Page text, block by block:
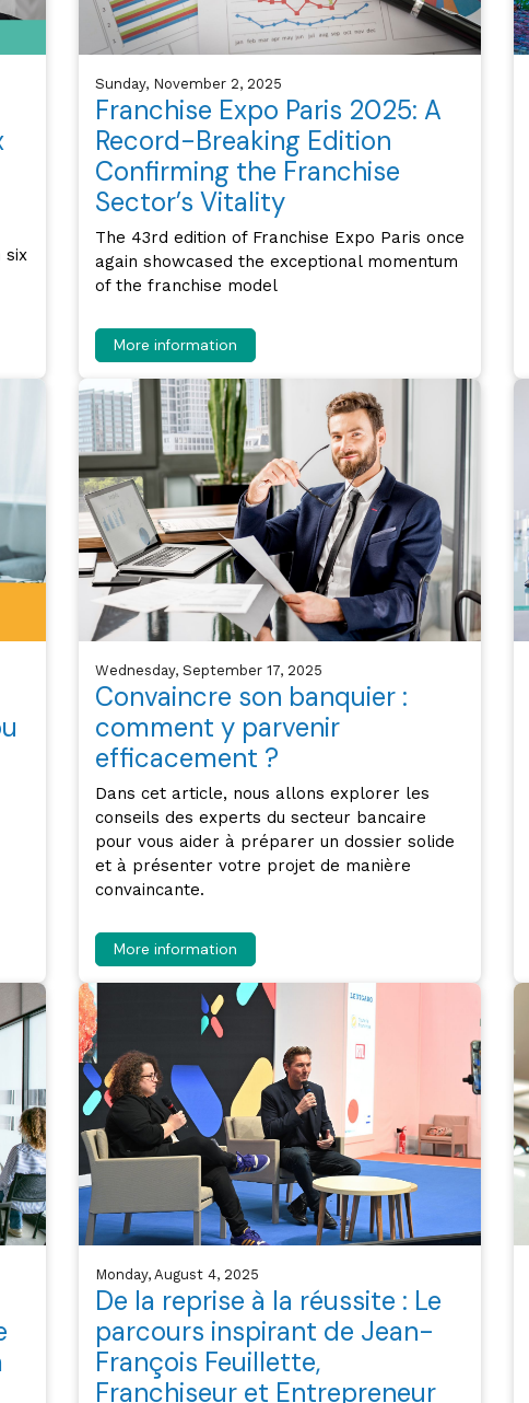
six
Sunday, November 2, 2025
Franchise Expo Paris 2025: A
Record-Breaking Edition
Confirming the Franchise
Sector’s Vitality
The 43rd edition of Franchise Expo Paris once
again showcased the exceptional momentum
of the franchise model
More information
Wednesday, September 17, 2025
Convaincre son banquier :
comment y parvenir
efficacement ?
Dans cet article, nous allons explorer les
conseils des experts du secteur bancaire
pour vous aider à préparer un dossier solide
et à présenter votre projet de manière
convaincante.
More information
Monday, August 4, 2025
De la reprise à la réussite : Le
parcours inspirant de Jean-
François Feuillette,
Franchiseur et Entrepreneur